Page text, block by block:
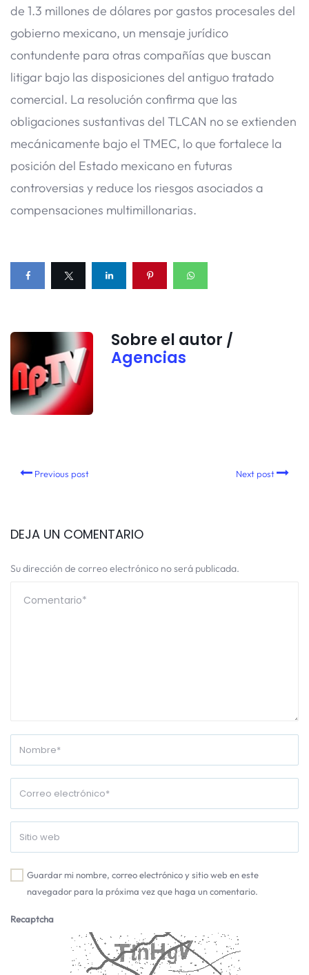
de 1.3 millones de dólares por gastos procesales del
gobierno mexicano, un mensaje jurídico
contundente para otras compañías que buscan
litigar bajo las disposiciones del antiguo tratado
comercial. La resolución confirma que las
obligaciones sustantivas del TLCAN no se extienden
mecánicamente bajo el TMEC, lo que fortalece la
posición del Estado mexicano en futuras
controversias y reduce los riesgos asociados a
compensaciones multimillonarias.
Sobre el autor /
Agencias
Previous post Next post
DEJA UN COMENTARIO
Su dirección de correo electrónico no será publicada.
Guardar mi nombre, correo electrónico y sitio web en este
navegador para la próxima vez que haga un comentario.
Recaptcha